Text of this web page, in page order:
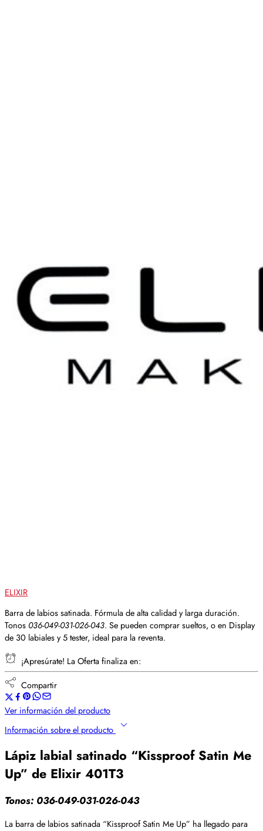
ELIXIR
Barra de labios satinada. Fórmula de alta calidad y larga duración.
Tonos 036-049-031-026-043. Se pueden comprar sueltos, o en Display
de 30 labiales y 5 tester, ideal para la reventa.
¡Apresúrate! La Oferta finaliza en:
Compartir
Ver información del producto
Información sobre el producto
Lápiz labial satinado “Kissproof Satin Me
Up” de Elixir 401T3
Tonos: 036-049-031-026-043
La barra de labios satinada “Kissproof Satin Me Up” ha llegado para